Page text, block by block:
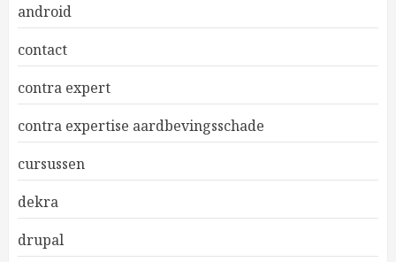
android
contact
contra expert
contra expertise aardbevingsschade
cursussen
dekra
drupal